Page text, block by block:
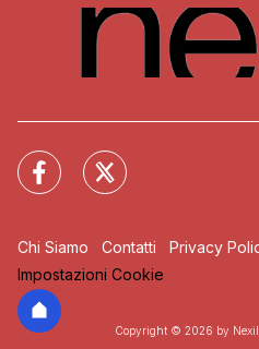
Chi Siamo Contatti Privacy
Impostazioni Cookie
Copyright © 2026 by